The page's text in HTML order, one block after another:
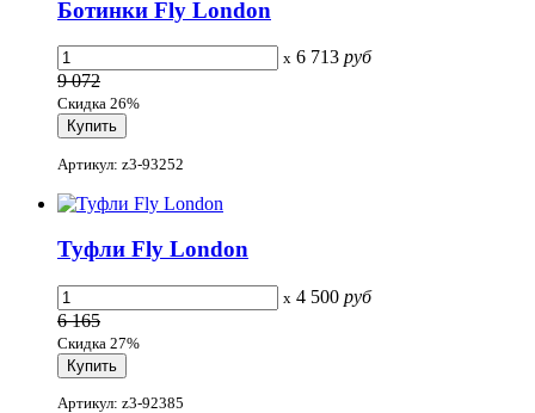
Ботинки Fly London
x 6 713 руб
9 072
Скидка 26%
Артикул: z3-93252
Туфли Fly London
x 4 500 руб
6 165
Скидка 27%
Артикул: z3-92385